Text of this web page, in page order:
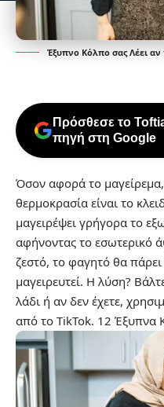
Έξυπνο Κόλπο σας Λέει αν
Πρόσθεσε το
πηγή στη Google
Όσον αφορά το
θερμοκρασία είναι το
μαγειρέψει γρήγορα το
αφήνοντας το εσωτερικό
ζεστό, το φαγητό θα
μαγειρευτεί. Η λύση?
λάδι ή αν δεν έχετε,
από το TikTok. 12 Έξυπνα